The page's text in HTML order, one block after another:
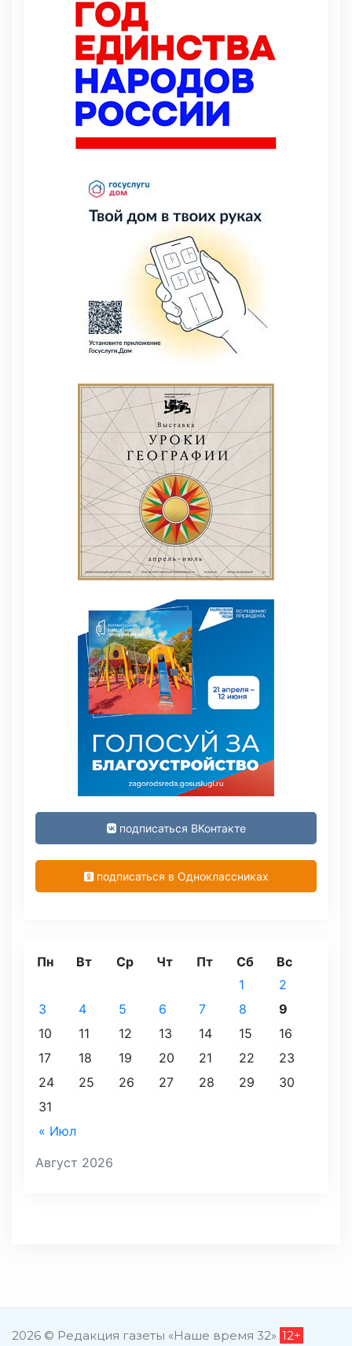
подписаться ВКонтакте
подписаться в Одноклассниках
Август 2026
Пн Вт Ср Чт Пт Сб Вс
« Июл
1
2
3
4 5 6 7 8
9
10
11 12 13 14 15
16
17
18 19 20 21 22
23
24
25 26 27 28 29
30
31
2026 © Редакция газеты «Наше время 32» 12+